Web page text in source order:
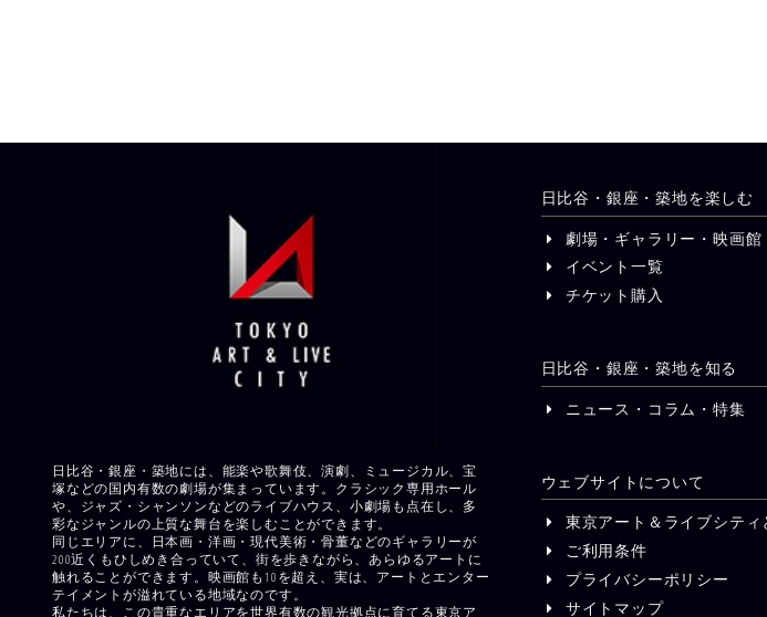
日比谷・銀座・築地には、能楽や歌舞伎、演劇、ミュージカル、宝
塚などの国内有数の劇場が集まっています。クラシック専用ホール
や、ジャズ・シャンソンなどのライブハウス、小劇場も点在し、多
彩なジャンルの上質な舞台を楽しむことができます。
同じエリアに、日本画・洋画・現代美術・骨董などのギャラリーが
200近くもひしめき合っていて、街を歩きながら、あらゆるアートに
触れることができます。映画館も10を超え、実は、アートとエンター
テイメントが溢れている地域なのです。
私たちは、この貴重なエリアを世界有数の観光拠点に育てる東京ア
日比谷・銀座・築地を楽しむ
劇場・ギャラリー・映画館
イベント一覧
チケット購入
日比谷・銀座・築地を知る
ニュース・コラム・特集
ウェブサイトについて
東京アート＆ライブシティ
ご利用条件
プライバシーポリシー
サイトマップ